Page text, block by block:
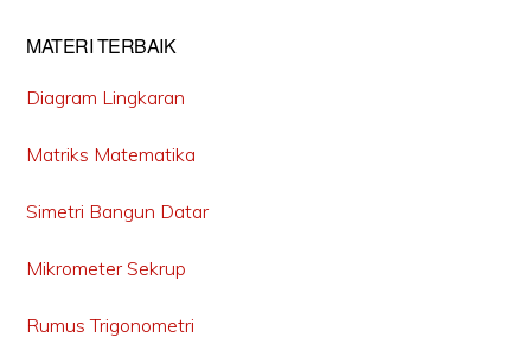
MATERI TERBAIK
Diagram Lingkaran
Matriks Matematika
Simetri Bangun Datar
Mikrometer Sekrup
Rumus Trigonometri